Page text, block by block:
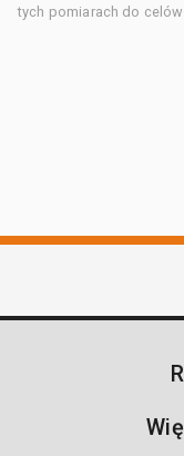
tych pomiarach do